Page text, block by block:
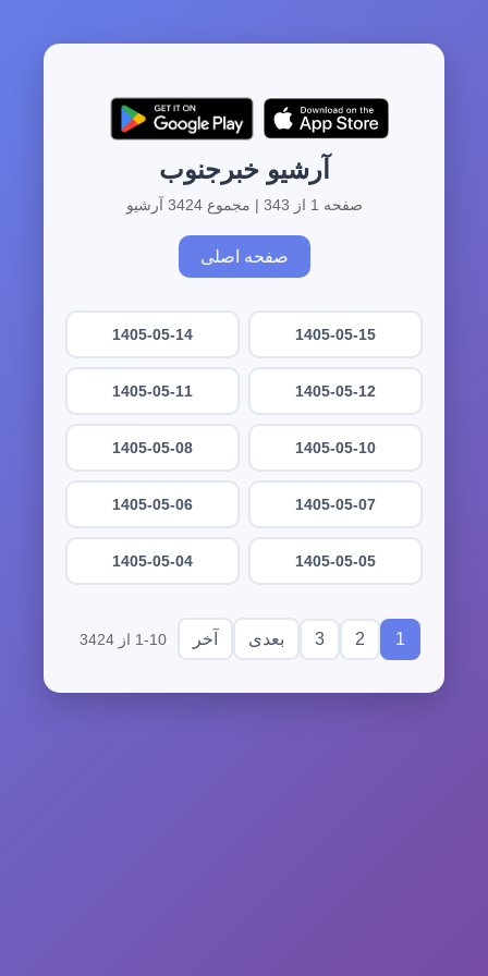
آرشیو خبرجنوب
صفحه 1 از 343 | مجموع 3424 آرشیو
صفحه اصلی
1405-05-15
1405-05-14
1405-05-12
1405-05-11
1405-05-10
1405-05-08
1405-05-07
1405-05-06
1405-05-05
1405-05-04
1
2
3 بعدی آخر 1-10 از 3424